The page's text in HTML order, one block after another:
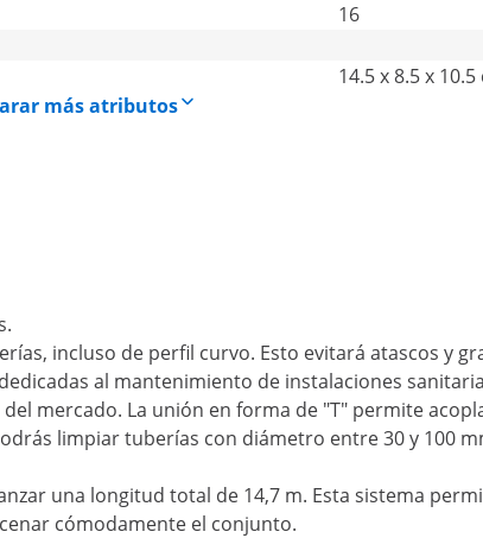
16
14.5 x 8.5 x 10.5
más atributos
incluso de perfil curvo. Esto evitará atascos y
al mantenimiento de instalaciones
mercado. La unión en forma de "T" permite
limpiar tuberías con diámetro entre 30 y 100
una longitud total de 14,7 m. Esta sistema
cómodamente el conjunto.